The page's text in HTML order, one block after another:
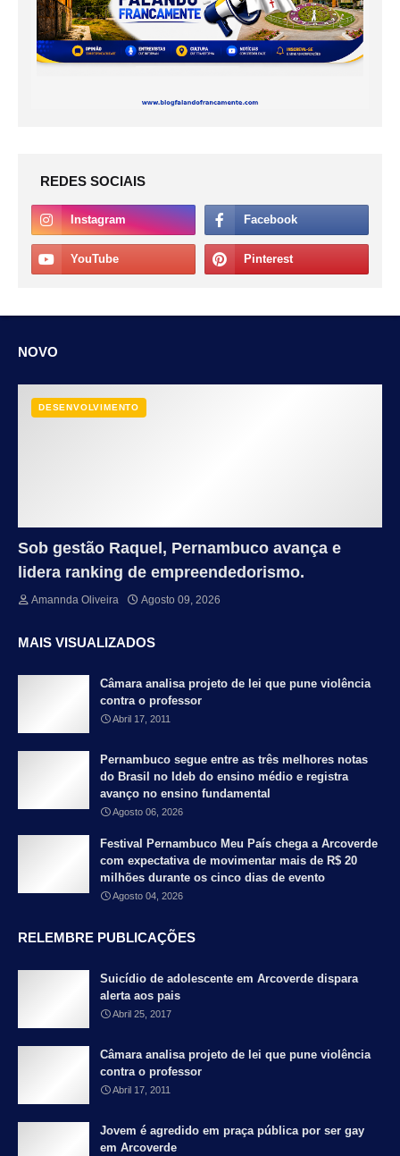
REDES SOCIAIS
NOVO
DESENVOLVIMENTO
Sob gestão Raquel, Pernambuco avança e
lidera ranking de empreendedorismo.
Amannda Oliveira Agosto 09, 2026
MAIS VISUALIZADOS
Câmara analisa projeto de lei que pune violência
contra o professor
Abril 17, 2011
Pernambuco segue entre as três melhores notas
do Brasil no Ideb do ensino médio e registra
avanço no ensino fundamental
Agosto 06, 2026
Festival Pernambuco Meu País chega a Arcoverde
com expectativa de movimentar mais de R$ 20
milhões durante os cinco dias de evento
Agosto 04, 2026
RELEMBRE PUBLICAÇÕES
Suicídio de adolescente em Arcoverde dispara
alerta aos pais
Abril 25, 2017
Câmara analisa projeto de lei que pune violência
contra o professor
Abril 17, 2011
Jovem é agredido em praça pública por ser gay
em Arcoverde